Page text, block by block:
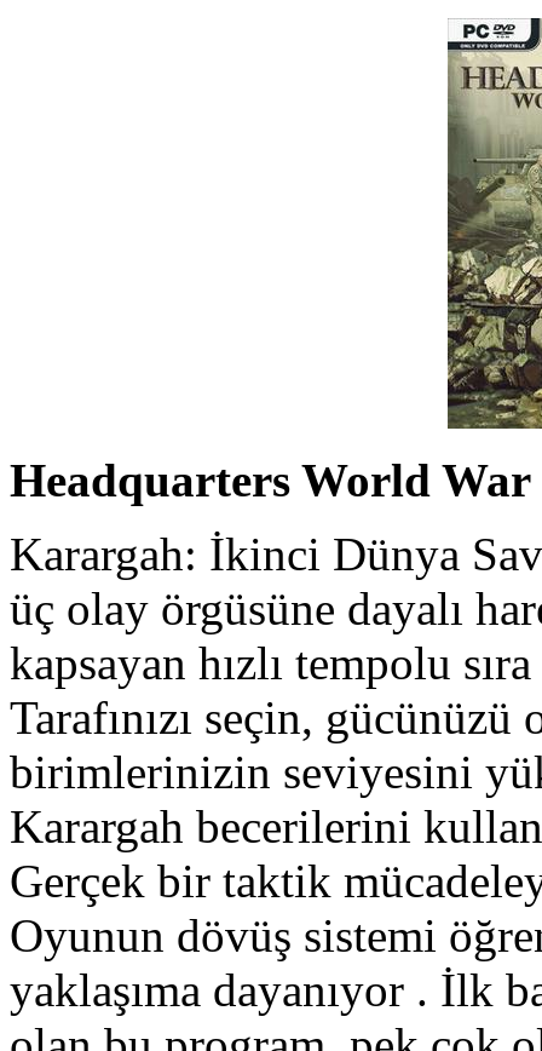
Headquarters World
Karargah: İkinci Dünya
üç olay örgüsüne dayalı
kapsayan hızlı tempolu
Tarafınızı seçin,
birimlerinizin seviyesini
Karargah becerilerini
Gerçek bir taktik
Oyunun dövüş sistemi
yaklaşıma dayanıyor . İlk